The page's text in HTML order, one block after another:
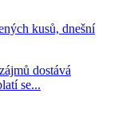
kusů, dnešní
dostává
se...